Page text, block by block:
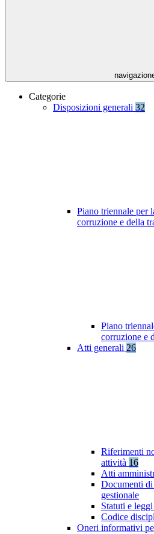
Categorie
Disposizioni generali 32
Piano triennale per
corruzione e della
Piano
corruzione e
Atti generali 26
Riferimenti
attività 16
Atti
Documenti di
gestionale
Statuti e
Codice
Oneri informativi